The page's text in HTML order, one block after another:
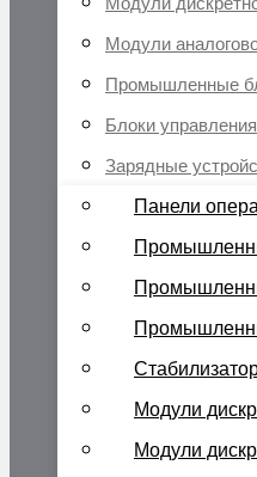
Модули
Промышленные
Блоки управления
Зарядные
Панели
Модули
Модули